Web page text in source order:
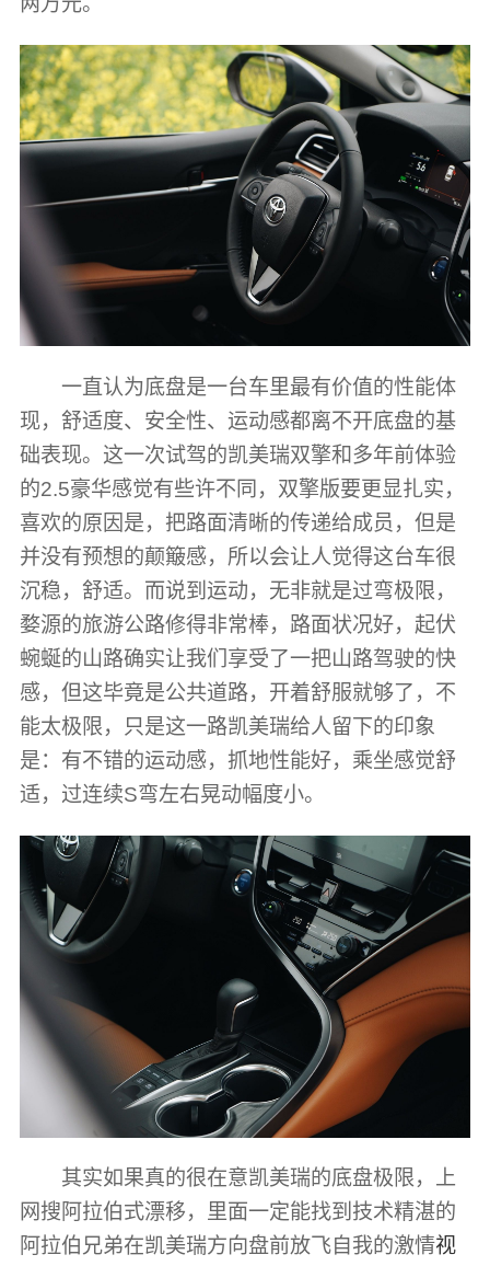
一直认为底盘是一台车里最有价值的性能体
现，舒适度、安全性、运动感都离不开底盘的基
础表现。这一次试驾的凯美瑞双擎和多年前体验
的2.5豪华感觉有些许不同，双擎版要更显扎实，
喜欢的原因是，把路面清晰的传递给成员，但是
并没有预想的颠簸感，所以会让人觉得这台车很
沉稳，舒适。而说到运动，无非就是过弯极限，
婺源的旅游公路修得非常棒，路面状况好，起伏
蜿蜒的山路确实让我们享受了一把山路驾驶的快
感，但这毕竟是公共道路，开着舒服就够了，不
能太极限，只是这一路凯美瑞给人留下的印象
是：有不错的运动感，抓地性能好，乘坐感觉舒
适，过连续S弯左右晃动幅度小。
其实如果真的很在意凯美瑞的底盘极限，上
网搜阿拉伯式漂移，里面一定能找到技术精湛的
阿拉伯兄弟在凯美瑞方向盘前放飞自我的激情视